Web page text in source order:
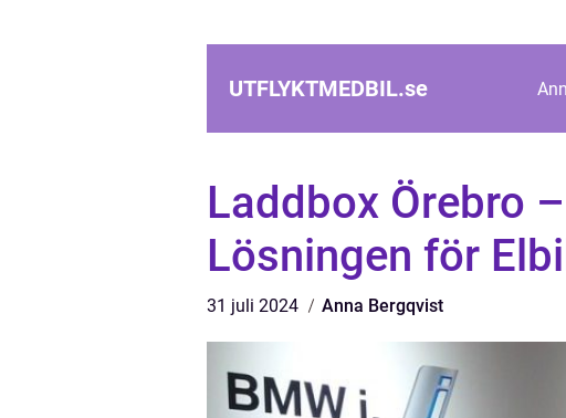
UTFLYKTMEDBIL.se
Laddbox Örebro
Lösningen för
31 juli 2024 Anna Bergqvist